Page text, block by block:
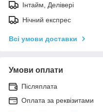
Інтайм, Делівері
Нічний експрес
Всі умови доставки
Умови оплати
Післяплата
Оплата за реквізитами